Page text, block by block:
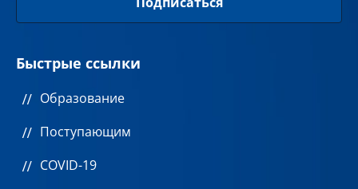
Быстрые ссылки
Образование
Поступающим
COVID-19